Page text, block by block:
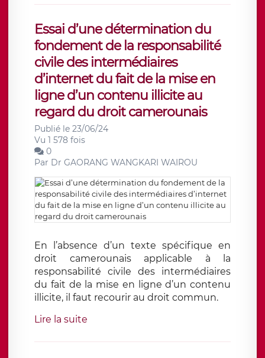
Essai d’une détermination du
fondement de la responsabilité
civile des intermédiaires
d’internet du fait de la mise en
ligne d’un contenu illicite au
regard du droit camerounais
Publié le 23/06/24
Vu 1 578 fois
0
Par Dr GAORANG WANGKARI WAIROU
En l’absence d’un texte spécifique en
droit camerounais applicable à la
responsabilité civile des intermédiaires
du fait de la mise en ligne d’un contenu
illicite, il faut recourir au droit commun.
Lire la suite